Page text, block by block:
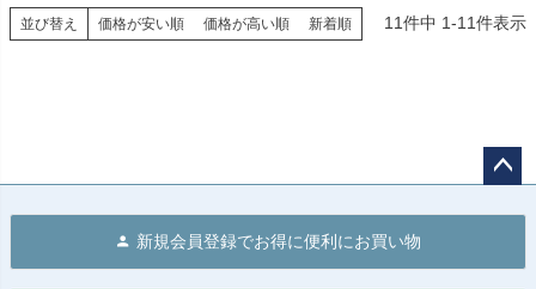
並び替え 価格が安い順 価格が高い順 新着順 11件中 1-11件表示
へ
新規会員登録でお得に便利にお買い物